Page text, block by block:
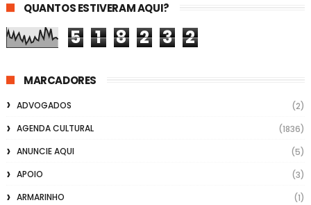
QUANTOS ESTIVERAM AQUI?
5 1 8 2 3 2
MARCADORES
ADVOGADOS
(2)
AGENDA CULTURAL
(1836)
ANUNCIE AQUI
(5)
APOIO
(3)
ARMARINHO
(1)